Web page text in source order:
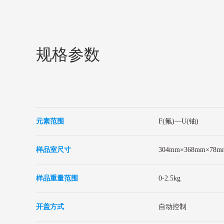
规格参数
元素范围 F(氟)—U(铀)
样品室尺寸
样品重量范围 0-2.5kg
开盖方式 自动控制